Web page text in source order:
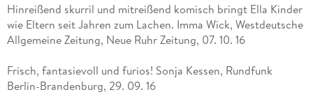
der Nacht (2015), Ella und die 12 Heldentaten (2016), Ella und
das Festkonzert (2016), Ella und das Abenteuer im Wald
(2017), Ella und der falsche Zauberer (2018), Ella und ihre
Wundersmoothie (2021), Ella und ihre Freunde retten die
Schule (2021) sowie Ellas Klasse und die gigantische
Hinreißend skurril und mitreißend komisch bringt Ella Kinder
wie Eltern seit Jahren zum Lachen. Imma Wick, Westdeutsche
Allgemeine Zeitung, Neue Ruhr Zeitung, 07. 10. 16
Frisch, fantasievoll und furios! Sonja Kessen, Rundfunk
Berlin-Brandenburg, 29. 09. 16